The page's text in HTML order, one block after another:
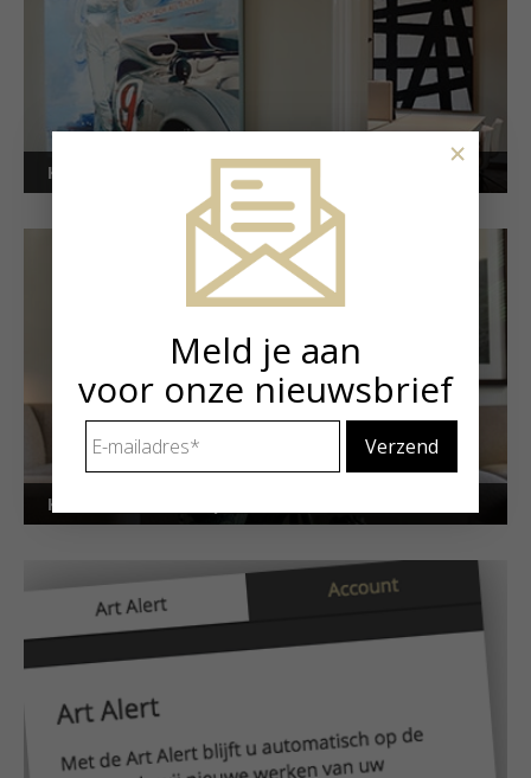
Kunstuitleen voor bedrijven
Kunstuitleen voor particulieren
Meld je aan
voor onze nieuwsbrief
mailadres *
×